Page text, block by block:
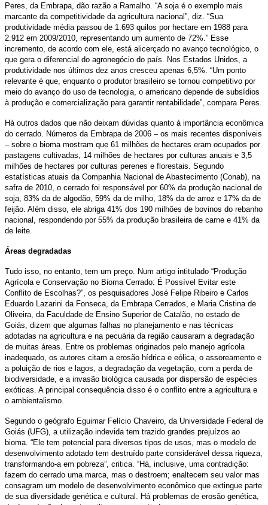
Peres, da Embrapa, dão razão a Ramalho. “A soja é o exemplo mais
marcante da competitividade da agricultura nacional”, diz. “Sua
produtividade média passou de 1.693 quilos por hectare em 1988 para
2.912 em 2009/2010, representando um aumento de 72%.” Esse
incremento, de acordo com ele, está alicerçado no avanço tecnológico, o
que gera o diferencial do agronegócio do país. Nos Estados Unidos, a
produtividade nos últimos dez anos cresceu apenas 6,5%. “Um ponto
relevante é que, enquanto o produtor brasileiro se tornou competitivo por
meio do avanço do uso de tecnologia, o americano depende de subsídios
à produção e comercialização para garantir rentabilidade”, compara Peres.
Há outros dados que não deixam dúvidas quanto à importância econômica
do cerrado. Números da Embrapa de 2006 – os mais recentes disponíveis
– sobre o bioma mostram que 61 milhões de hectares eram ocupados por
pastagens cultivadas, 14 milhões de hectares por culturas anuais e 3,5
milhões de hectares por culturas perenes e florestais. Segundo
estatísticas atuais da Companhia Nacional de Abastecimento (Conab), na
safra de 2010, o cerrado foi responsável por 60% da produção nacional de
soja, 83% da de algodão, 59% da de milho, 18% da de arroz e 17% da de
feijão. Além disso, ele abriga 41% dos 190 milhões de bovinos do rebanho
nacional, respondendo por 55% da produção brasileira de carne e 41% da
de leite.
Áreas degradadas
Tudo isso, no entanto, tem um preço. Num artigo intitulado “Produção
Agrícola e Conservação no Bioma Cerrado: É Possível Evitar este
Conflito de Escolhas?”, os pesquisadores José Felipe Ribeiro e Carlos
Eduardo Lazarini da Fonseca, da Embrapa Cerrados, e Maria Cristina de
Oliveira, da Faculdade de Ensino Superior de Catalão, no estado de
Goiás, dizem que algumas falhas no planejamento e nas técnicas
adotadas na agricultura e na pecuária da região causaram a degradação
de muitas áreas. Entre os problemas originados pelo manejo agrícola
inadequado, os autores citam a erosão hídrica e eólica, o assoreamento e
a poluição de rios e lagos, a degradação da vegetação, com a perda de
biodiversidade, e a invasão biológica causada por dispersão de espécies
exóticas. A principal consequência disso é o conflito entre a agricultura e
o ambientalismo.
Segundo o geógrafo Eguimar Felício Chaveiro, da Universidade Federal de
Goiás (UFG), a utilização indevida tem trazido grandes prejuízos ao
bioma. “Ele tem potencial para diversos tipos de usos, mas o modelo de
desenvolvimento adotado tem destruído parte considerável dessa riqueza,
transformando-a em pobreza”, critica. “Há, inclusive, uma contradição:
fazem do cerrado uma marca, mas o destroem; enaltecem seu valor mas
consagram um modelo de desenvolvimento econômico que extingue parte
de sua diversidade genética e cultural. Há problemas de erosão genética,